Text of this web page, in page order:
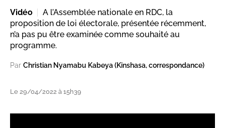
Vidéo
A l’Assemblée nationale en RDC, la
proposition de loi électorale, présentée récemment,
n’a pas pu être examinée comme souhaité au
programme.
Par Christian Nyamabu Kabeya (Kinshasa, correspondance)
Le 29/04/2022 à 15h39